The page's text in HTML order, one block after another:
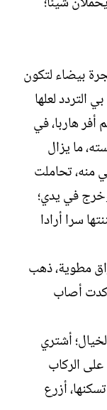
بيضاء لتكون
لعلها
هاربا، في
ما يزال
منه، تحاملت
في يدي؛
سرا أرادا
مطوية، ذهب
كدت أصاب
أشتري
الركاب
أزرع